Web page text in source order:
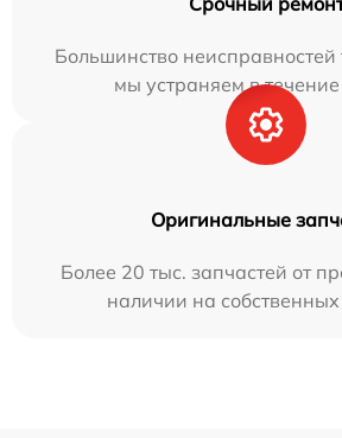
Большинство неисправностей
мы устраняем в
Оригинальные
Более 20 тыс. запчастей от
наличии на